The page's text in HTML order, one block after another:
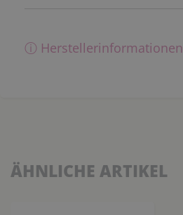
ⓘ Herstellerinformationen
ÄHNLICHE ARTIKEL